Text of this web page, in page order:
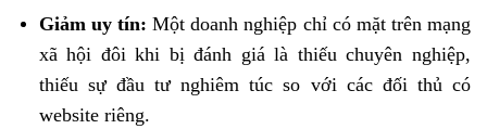
Giảm uy tín: Một doanh nghiệp chỉ có mặt trên mạng
xã hội đôi khi bị đánh giá là thiếu chuyên nghiệp,
thiếu sự đầu tư nghiêm túc so với các đối thủ có
website riêng.